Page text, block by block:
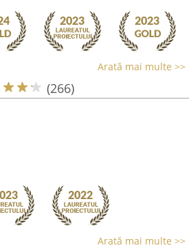
Arată mai multe >>
(266)
Arată mai multe >>